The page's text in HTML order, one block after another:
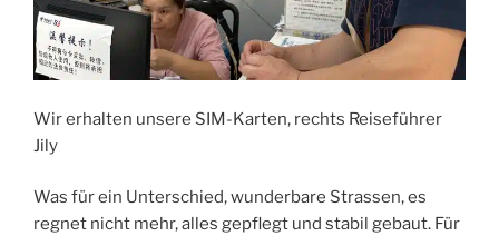
Wir erhalten unsere SIM-Karten, rechts Reiseführer
Jily
Was für ein Unterschied, wunderbare Strassen, es
regnet nicht mehr, alles gepflegt und stabil gebaut. Für